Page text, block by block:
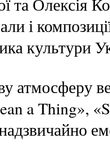
та Олексія
і
культури
атмосферу
a Thing»,